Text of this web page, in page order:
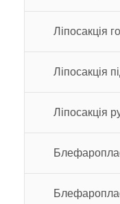
Ліпосакція
Ліпосакція
Ліпосакція